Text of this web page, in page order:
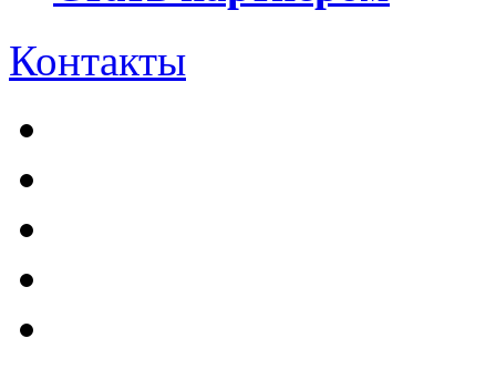
Контакты